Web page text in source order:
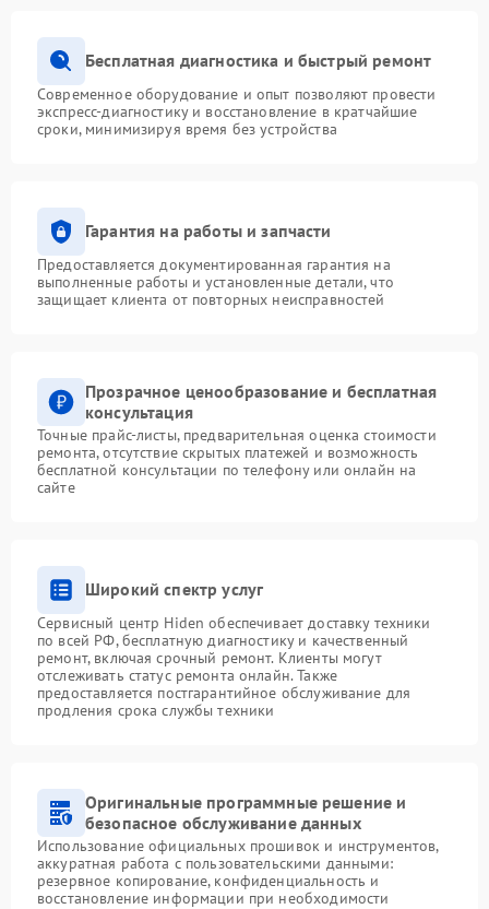
Бесплатная диагностика и быстрый ремонт
Современное оборудование и опыт позволяют провести
экспресс-диагностику и восстановление в кратчайшие
сроки, минимизируя время без устройства
Гарантия на работы и запчасти
Предоставляется документированная гарантия на
выполненные работы и установленные детали, что
защищает клиента от повторных неисправностей
Прозрачное ценообразование и бесплатная
консультация
Точные прайс-листы, предварительная оценка стоимости
ремонта, отсутствие скрытых платежей и возможность
бесплатной консультации по телефону или онлайн на
сайте
Широкий спектр услуг
Сервисный центр Hiden обеспечивает доставку техники
по всей РФ, бесплатную диагностику и качественный
ремонт, включая срочный ремонт. Клиенты могут
отслеживать статус ремонта онлайн. Также
предоставляется постгарантийное обслуживание для
продления срока службы техники
Оригинальные программные решение и
безопасное обслуживание данных
Использование официальных прошивок и инструментов,
аккуратная работа с пользовательскими данными:
резервное копирование, конфиденциальность и
восстановление информации при необходимости